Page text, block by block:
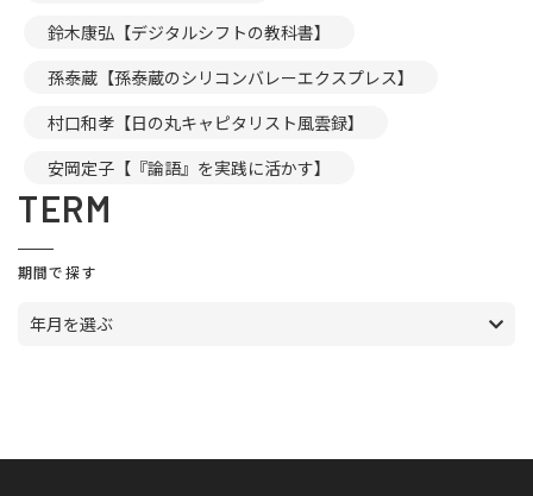
鈴木康弘【デジタルシフトの教科書】
孫泰蔵【孫泰蔵のシリコンバレーエクスプレス】
村口和孝【日の丸キャピタリスト風雲録】
安岡定子【『論語』を実践に活かす】
TERM
期間で探す
年月を選ぶ